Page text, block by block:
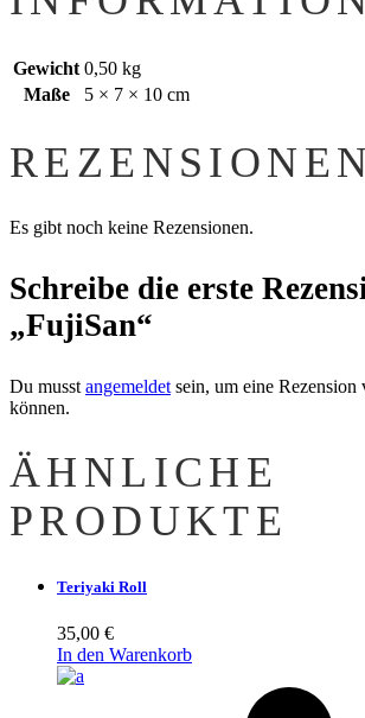
Gewicht 0,50 kg
Maße
5 × 7 × 10 cm
Es gibt noch keine Rezensionen.
Schreibe die erste
„FujiSan“
Du musst angemeldet sein, um eine
können.
ÄHNLICHE
PRODUKTE
Teriyaki Roll
35,00 €
In den Warenkorb